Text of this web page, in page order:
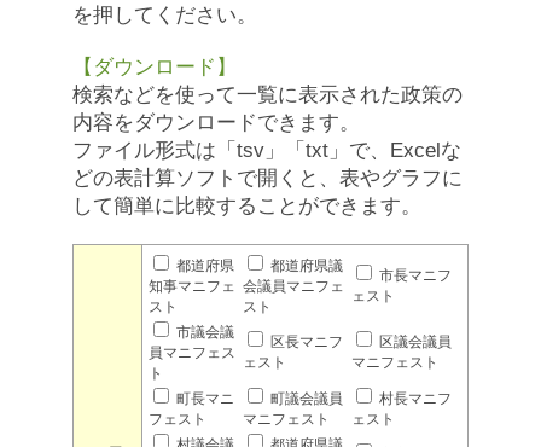
を押してください。
【ダウンロード】
検索などを使って一覧に表示された政策の
内容をダウンロードできます。
ファイル形式は「tsv」「txt」で、Excelな
どの表計算ソフトで開くと、表やグラフに
して簡単に比較することができます。
都道府県
知事マニフェ
スト
都道府県議
会議員マニフェ
スト
市長マニフ
ェスト
市議会議
員マニフェス
ト
区長マニフ
ェスト
区議会議員
マニフェスト
町長マニ
フェスト
町議会議員
マニフェスト
村長マニフ
ェスト